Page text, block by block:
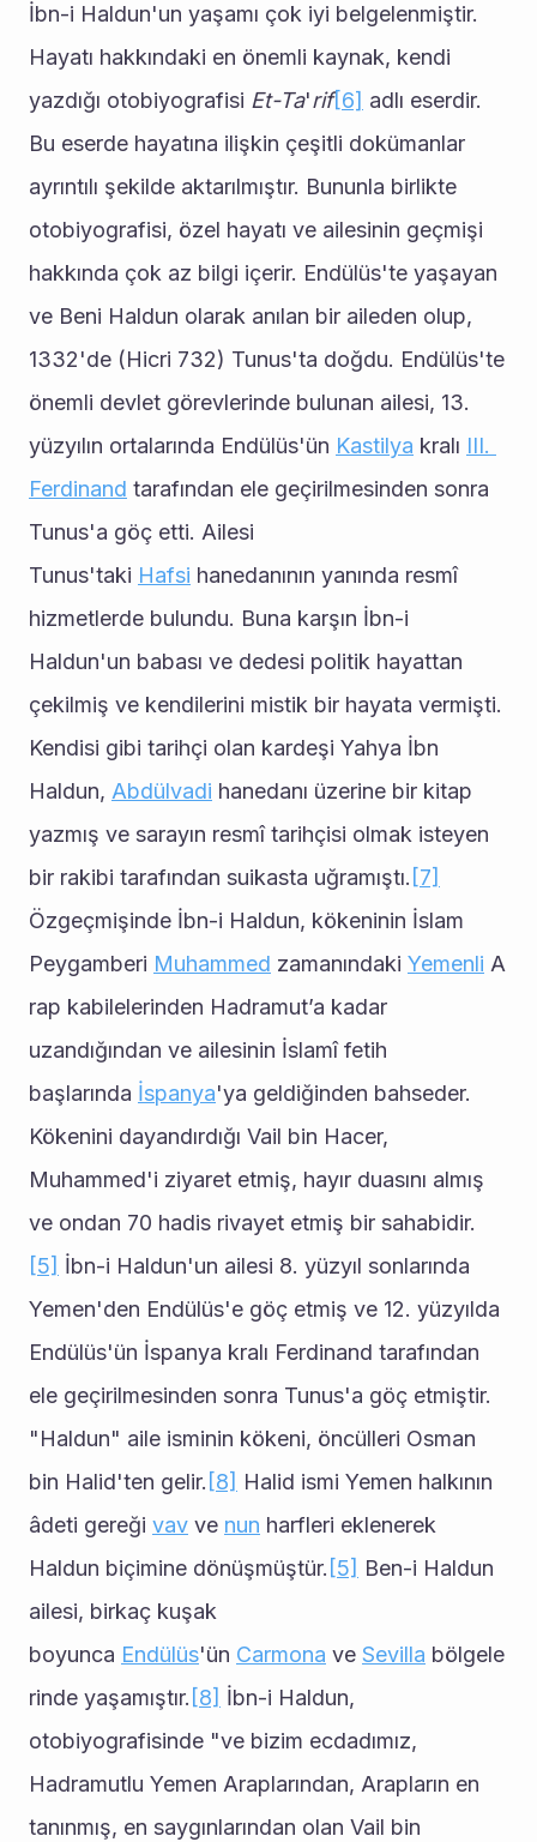
İbn-i Haldun'un yaşamı çok iyi belgelenmiştir.
Hayatı hakkındaki en önemli kaynak, kendi
yazdığı otobiyografisi Et-Ta'rif[6] adlı eserdir.
Bu eserde hayatına ilişkin çeşitli dokümanlar
ayrıntılı şekilde aktarılmıştır. Bununla birlikte
otobiyografisi, özel hayatı ve ailesinin geçmişi
hakkında çok az bilgi içerir. Endülüs'te yaşayan
ve Beni Haldun olarak anılan bir aileden olup,
1332'de (Hicri 732) Tunus'ta doğdu. Endülüs'te
önemli devlet görevlerinde bulunan ailesi, 13.
yüzyılın ortalarında Endülüs'ün Kastilya kralı III.
Ferdinand tarafından ele geçirilmesinden sonra
Tunus'a göç etti. Ailesi
Tunus'taki Hafsi hanedanının yanında resmî
hizmetlerde bulundu. Buna karşın İbn-i
Haldun'un babası ve dedesi politik hayattan
çekilmiş ve kendilerini mistik bir hayata vermişti.
Kendisi gibi tarihçi olan kardeşi Yahya İbn
Haldun, Abdülvadi hanedanı üzerine bir kitap
yazmış ve sarayın resmî tarihçisi olmak isteyen
bir rakibi tarafından suikasta uğramıştı. [7]
Özgeçmişinde İbn-i Haldun, kökeninin İslam
Peygamberi Muhammed zamanındaki Yemenli A
rap kabilelerinden Hadramut’a kadar
uzandığından ve ailesinin İslamî fetih
başlarında İspanya'ya geldiğinden bahseder.
Kökenini dayandırdığı Vail bin Hacer,
Muhammed'i ziyaret etmiş, hayır duasını almış
ve ondan 70 hadis rivayet etmiş bir sahabidir.
[5] İbn-i Haldun'un ailesi 8. yüzyıl sonlarında
Yemen'den Endülüs'e göç etmiş ve 12. yüzyılda
Endülüs'ün İspanya kralı Ferdinand tarafından
ele geçirilmesinden sonra Tunus'a göç etmiştir.
"Haldun" aile isminin kökeni, öncülleri Osman
bin Halid'ten gelir. [8] Halid ismi Yemen halkının
âdeti gereği vav ve nun harfleri eklenerek
Haldun biçimine dönüşmüştür. [5] Ben-i Haldun
ailesi, birkaç kuşak
boyunca Endülüs'ün Carmona ve Sevilla bölgele
rinde yaşamıştır. [8] İbn-i Haldun,
otobiyografisinde "ve bizim ecdadımız,
Hadramutlu Yemen Araplarından, Arapların en
tanınmış, en saygınlarından olan Vail bin